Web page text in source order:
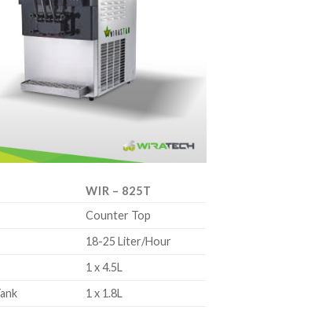
WIR – 825T
Counter Top
18-25 Liter/Hour
1 x 4.5L
1 x 1.8L